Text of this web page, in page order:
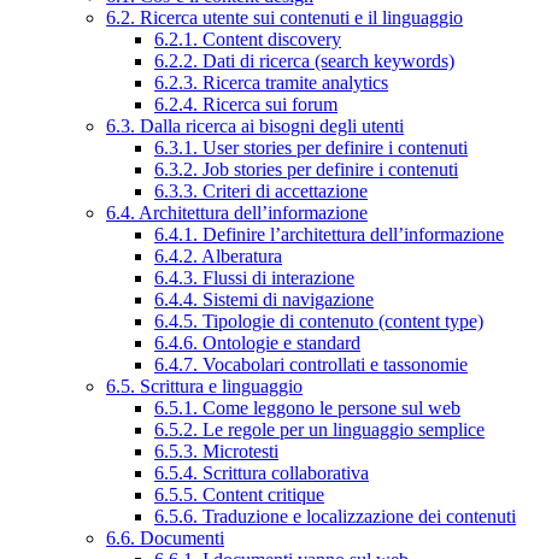
6.2. Ricerca utente sui contenuti e il linguaggio
6.2.1. Content discovery
6.2.2. Dati di ricerca (search keywords)
6.2.3. Ricerca tramite analytics
6.2.4. Ricerca sui forum
6.3. Dalla ricerca ai bisogni degli utenti
6.3.1. User stories per definire i contenuti
6.3.2. Job stories per definire i contenuti
6.3.3. Criteri di accettazione
6.4. Architettura dell’informazione
6.4.1. Definire l’architettura dell’informazione
6.4.2. Alberatura
6.4.3. Flussi di interazione
6.4.4. Sistemi di navigazione
6.4.5. Tipologie di contenuto (content type)
6.4.6. Ontologie e standard
6.4.7. Vocabolari controllati e tassonomie
6.5. Scrittura e linguaggio
6.5.1. Come leggono le persone sul web
6.5.2. Le regole per un linguaggio semplice
6.5.3. Microtesti
6.5.4. Scrittura collaborativa
6.5.5. Content critique
6.5.6. Traduzione e localizzazione dei contenuti
6.6. Documenti